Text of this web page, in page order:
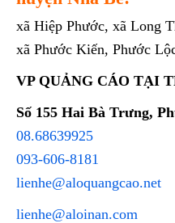
xã Hiệp Phước, xã Long
xã Phước Kiến, Phước
VP QUẢNG CÁO TẠI
Số 155 Hai Bà Trưng,
08.68639925
093-606-8181
lienhe@aloquangcao.net
lienhe@aloinan.com